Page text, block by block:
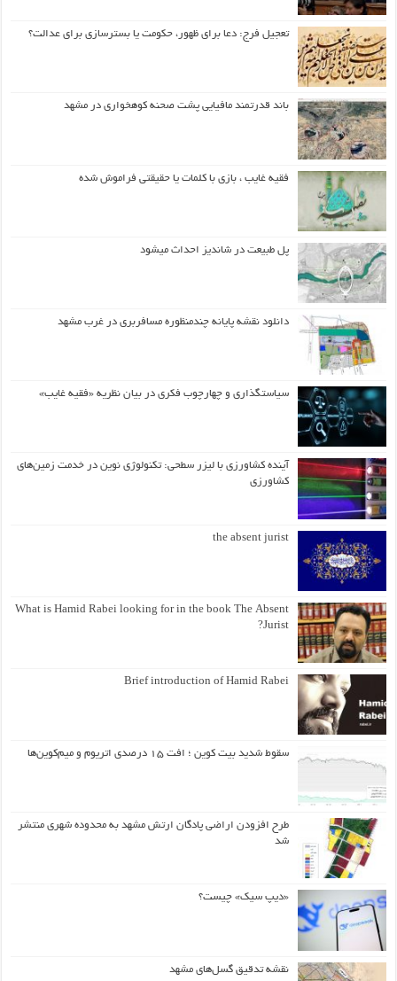
تعجیل فرج: دعا برای ظهور، حکومت یا بسترسازی برای عدالت؟
باند قدرتمند مافیایی پشت صحنه کوهخواری در مشهد
فقیه غایب ، بازی با کلمات یا حقیقتی فراموش شده
پل طبیعت در شاندیز احداث میشود
دانلود نقشه پایانه چندمنظوره مسافربری در غرب مشهد
سیاستگذاری و چهارچوب فکری در بیان نظریه «فقیه غایب»
آینده کشاورزی با لیزر سطحی: تکنولوژی نوین در خدمت زمین‌های
کشاورزی
the absent jurist
What is Hamid Rabei looking for in the book The Absent
Jurist?
Brief introduction of Hamid Rabei
سقوط شدید بیت کوین ؛ افت ۱۵ درصدی اتریوم و میم‌کوین‌ها
طرح افزودن اراضی پادگان ارتش مشهد به محدوده شهری منتشر
شد
«دیپ سیک» چیست؟
نقشه تدقیق گسل‌های مشهد